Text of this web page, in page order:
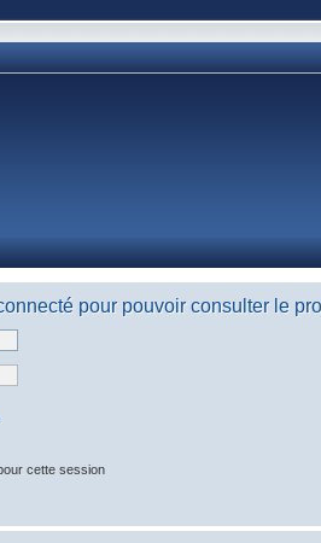
pour pouvoir consulter le
cette session